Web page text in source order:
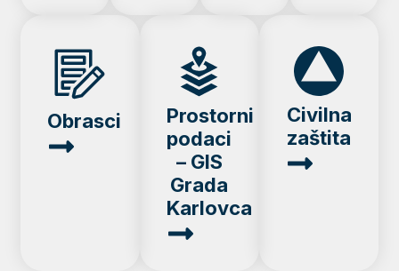
Obrasci
Prostorni
podaci
– GIS
Grada
Karlovca
Civilna
zaštita